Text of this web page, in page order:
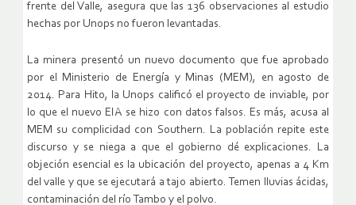
frente del Valle, asegura que las 136 observaciones al estudio
hechas por Unops no fueron levantadas.
La minera presentó un nuevo documento que fue aprobado
por el Ministerio de Energía y Minas (MEM), en agosto de
2014. Para Hito, la Unops calificó el proyecto de inviable, por
lo que el nuevo EIA se hizo con datos falsos. Es más, acusa al
MEM su complicidad con Southern. La población repite este
discurso y se niega a que el gobierno dé explicaciones. La
objeción esencial es la ubicación del proyecto, apenas a 4 Km
del valle y que se ejecutará a tajo abierto. Temen lluvias ácidas,
contaminación del río Tambo y el polvo.